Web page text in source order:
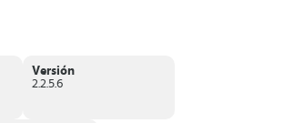
Versión
2.2.5.6